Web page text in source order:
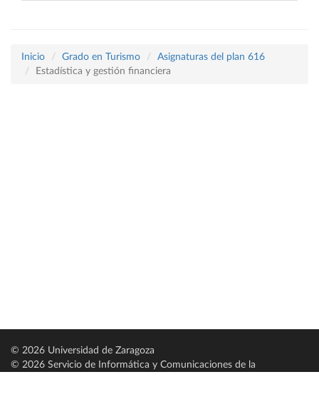
Inicio Grado en Turismo
Asignaturas del plan 616
Estadística y gestión financiera
© 2026 Universidad de Zaragoza
© 2026 Servicio de Informática y Comunicaciones de la